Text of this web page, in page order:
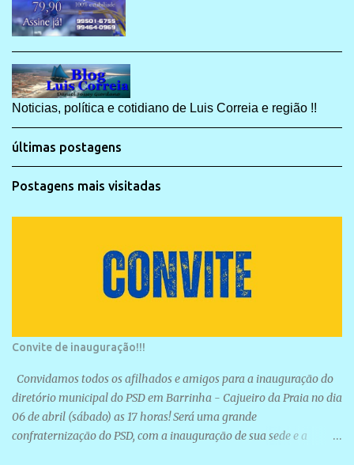
Noticias, política e cotidiano de Luis Correia e região !!
últimas postagens
Postagens mais visitadas
Convite de inauguração!!!
Convidamos todos os afilhados e amigos para a inauguração do
diretório municipal do PSD em Barrinha - Cajueiro da Praia no dia
06 de abril (sábado) as 17 horas! Será uma grande
confraternização do PSD, com a inauguração de sua sede e a